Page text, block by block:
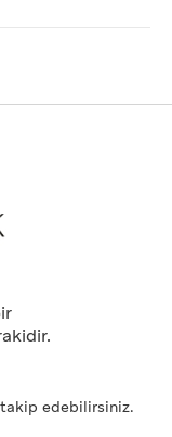
edebilirsiniz.